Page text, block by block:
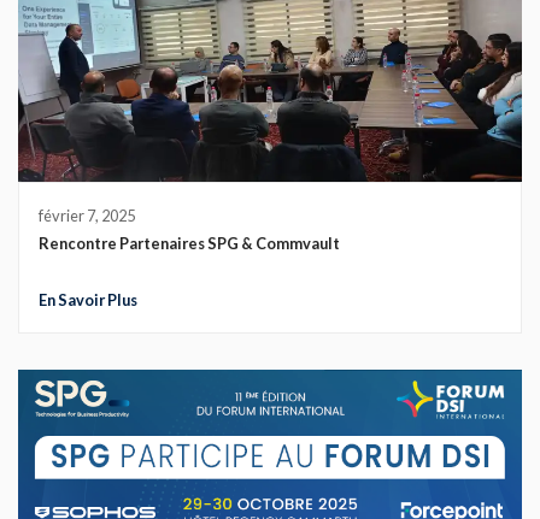
février 7, 2025
Rencontre Partenaires SPG & Commvault
En Savoir Plus